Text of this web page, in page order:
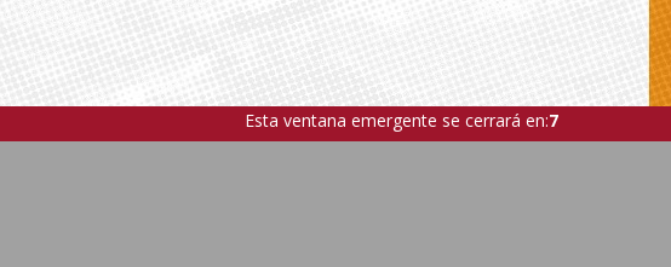
Esta ventana emergente se cerrará en:5